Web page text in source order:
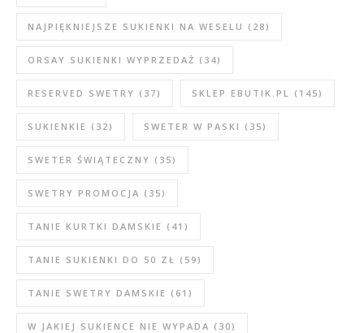
NAJPIĘKNIEJSZE SUKIENKI NA WESELU (28)
ORSAY SUKIENKI WYPRZEDAŻ (34)
RESERVED SWETRY (37) SKLEP EBUTIK.PL (145)
SUKIENKIE (32) SWETER W PASKI (35)
SWETER ŚWIĄTECZNY (35)
SWETRY PROMOCJA (35)
TANIE KURTKI DAMSKIE (41)
TANIE SUKIENKI DO 50 ZŁ (59)
TANIE SWETRY DAMSKIE (61)
W JAKIEJ SUKIENCE NIE WYPADA (30)